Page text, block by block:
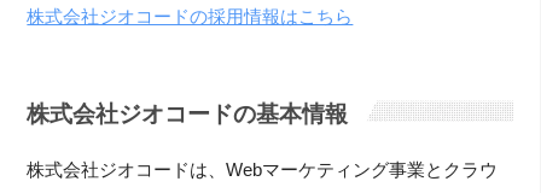
株式会社ジオコードの採用情報はこちら
株式会社ジオコードの基本情報
株式会社ジオコードは、Webマーケティング事業とクラウ